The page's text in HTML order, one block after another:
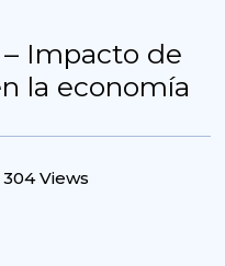
Impacto de
la economía
304 Views